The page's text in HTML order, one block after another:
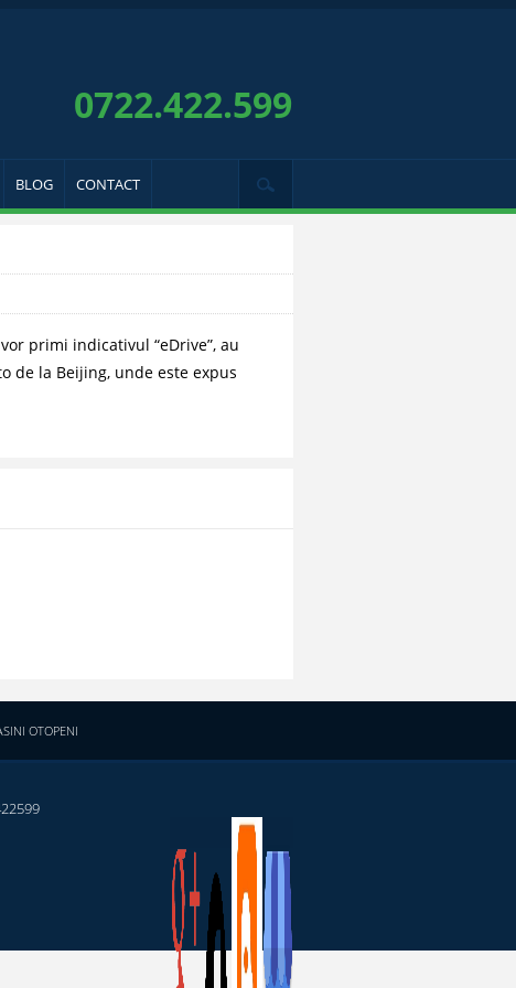
0722.422.599
BLOG CONTACT
primi indicativul “eDrive”, au
de la Beijing, unde este expus
OTOPENI